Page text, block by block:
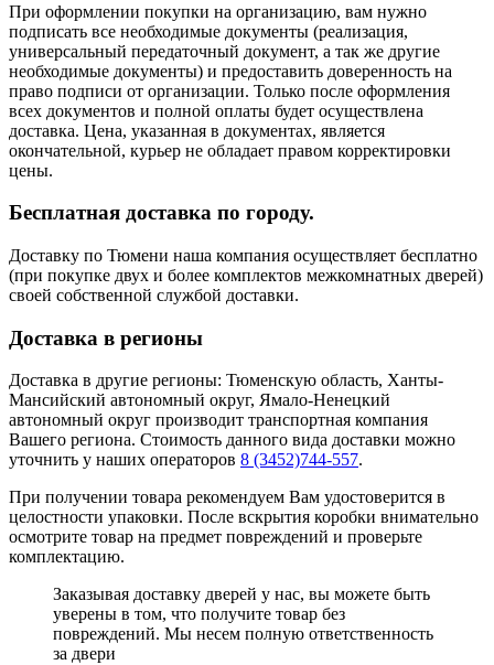
При оформлении покупки на организацию, вам нужно
подписать все необходимые документы (реализация,
универсальный передаточный документ, а так же другие
необходимые документы) и предоставить доверенность на
право подписи от организации. Только после оформления
всех документов и полной оплаты будет осуществлена
доставка. Цена, указанная в документах, является
окончательной, курьер не обладает правом корректировки
цены.
Бесплатная доставка по городу.
Доставку по Тюмени наша компания осуществляет бесплатно
(при покупке двух и более комплектов межкомнатных дверей)
своей собственной службой доставки.
Доставка в регионы
Доставка в другие регионы: Тюменскую область, Ханты-
Мансийский автономный округ, Ямало-Ненецкий
автономный округ производит транспортная компания
Вашего региона. Стоимость данного вида доставки можно
уточнить у наших операторов 8 (3452)744-557.
При получении товара рекомендуем Вам удостоверится в
целостности упаковки. После вскрытия коробки внимательно
осмотрите товар на предмет повреждений и проверьте
комплектацию.
Заказывая доставку дверей у нас, вы можете быть
уверены в том, что получите товар без
повреждений. Мы несем полную ответственность
за двери